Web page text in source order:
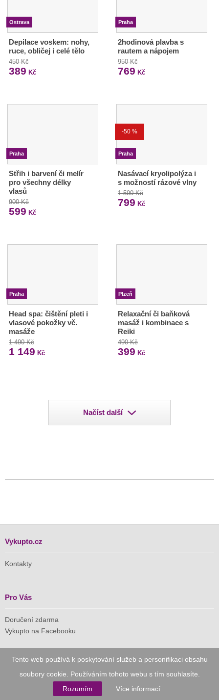
Tento web používá k poskytování služeb a personifikaci obsahu
soubory cookie. Používáním tohoto webu s tím souhlasíte.
Rozumím
Více informací
Ostrava
Depilace voskem: nohy,
ruce, obličej i celé tělo
450 Kč
389 Kč
Praha
2hodinová plavba s
rautem a nápojem
950 Kč
769 Kč
Praha
Střih i barvení či melír
pro všechny délky
vlasů
900 Kč
599 Kč
-50 %
Praha
Nasávací kryolipolýza i
s možností rázové vlny
1 590 Kč
799 Kč
Praha
Head spa: čištění pleti i
vlasové pokožky vč.
masáže
1 490 Kč
1 149 Kč
Plzeň
Relaxační či baňková
masáž i kombinace s
Reiki
490 Kč
399 Kč
Načíst další
Vykupto.cz
Kontakty
Pro Vás
Doručení zdarma
Vykupto na Facebooku
Naše společnost je členem Asociace pro elektronickou
komerci (APEK)